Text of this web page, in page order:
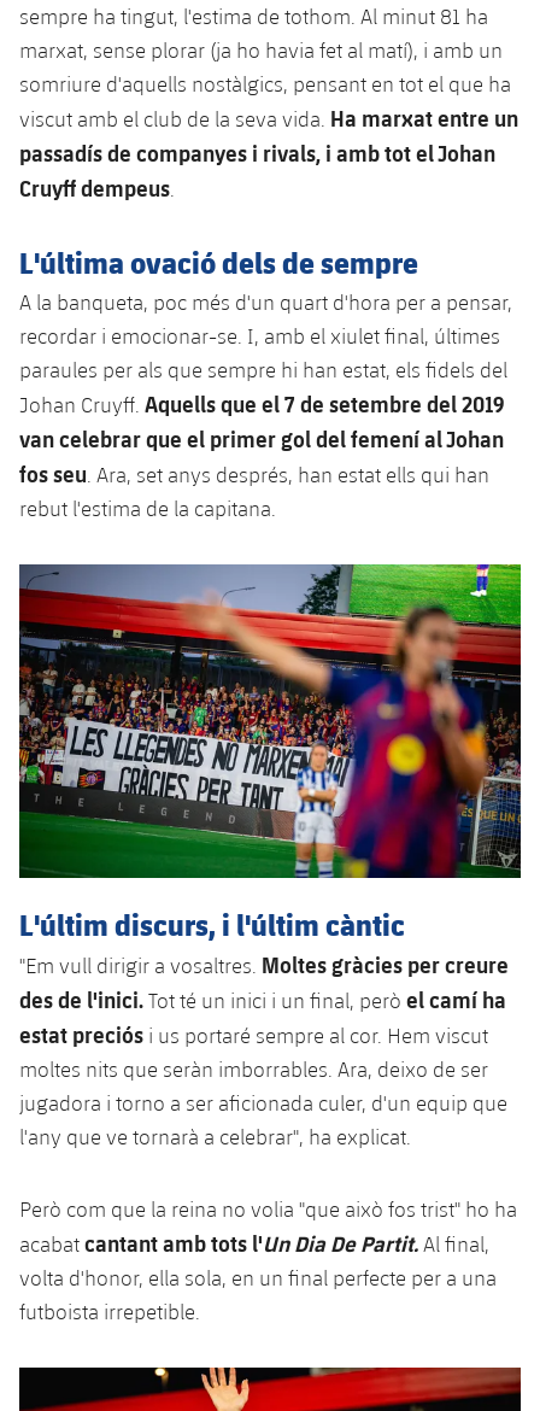
sempre ha tingut, l'estima de tothom. Al minut 81 ha
marxat, sense plorar (ja ho havia fet al matí), i amb un
somriure d'aquells nostàlgics, pensant en tot el que ha
viscut amb el club de la seva vida. Ha marxat entre un
passadís de companyes i rivals, i amb tot el Johan
Cruyff dempeus
L'última ovació dels de sempre
A la banqueta, poc més d'un quart d'hora per a pensar,
recordar i emocionar-se. I, amb el xiulet final, últimes
paraules per als que sempre hi han estat, els fidels del
Johan Cruyff. Aquells que el 7 de setembre del 2019
van celebrar que el primer gol del femení al Johan
fos seu . Ara, set anys després, han estat ells qui han
rebut l'estima de la capitana.
L'últim discurs, i l'últim càntic
"Em vull dirigir a vosaltres. Moltes gràcies per creure
des de l'inici.Tot té un inici i un final, però el camí ha
estat preciós i us portaré sempre al cor. Hem viscut
moltes nits que seràn imborrables. Ara, deixo de ser
jugadora i torno a ser aficionada culer, d'un equip que
l'any que ve tornarà a celebrar", ha explicat.
Però com que la reina no volia "que això fos trist" ho ha
acabatcantant amb tots l'Un Dia De Partit. Al final,
volta d'honor, ella sola, en un final perfecte per a una
futboista irrepetible.
label.aria.chevronleft Següent